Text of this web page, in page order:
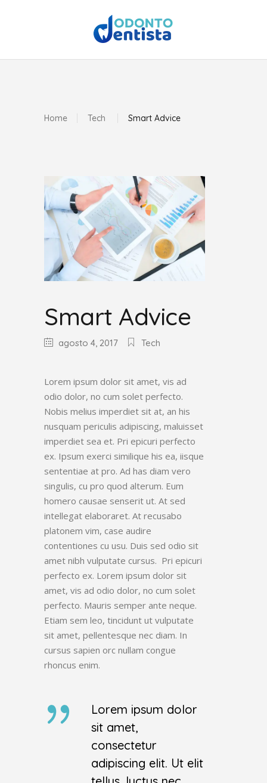
Home Tech Smart Advice
Smart Advice
agosto 4, 2017 Tech
Lorem ipsum dolor sit amet, vis ad
odio dolor, no cum solet perfecto.
Nobis melius imperdiet sit at, an his
nusquam periculis adipiscing, maluisset
imperdiet sea et. Pri epicuri perfecto
ex. Ipsum exerci similique his ea, iisque
sententiae at pro. Ad has diam vero
singulis, cu pro quod alterum. Eum
homero causae senserit ut. At sed
intellegat elaboraret. At recusabo
platonem vim, case audire
contentiones cu usu. Duis sed odio sit
amet nibh vulputate cursus. Pri epicuri
perfecto ex. Lorem ipsum dolor sit
amet, vis ad odio dolor, no cum solet
perfecto. Mauris semper ante neque.
Etiam sem leo, tincidunt ut vulputate
sit amet, pellentesque nec diam. In
cursus sapien orc nullam congue
rhoncus enim.
Lorem ipsum dolor
sit amet,
consectetur
adipiscing elit. Ut elit